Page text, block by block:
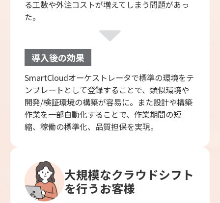
る工数や外注コストが増えてしまう問題があっ
た。
導入後の効果
SmartCloudオーケストレータで標準の環境をテ
ンプレートとして登録することで、類似環境や
開発/検証環境の構築が容易に。また設計や構築
作業を一部自動化することで、作業期間の短
縮、稼働の標準化、品質担保を実現。
大規模なクラウドシフト
を行うお客様